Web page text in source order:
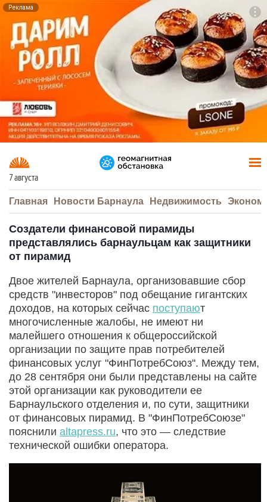
Реклама
7 августа
Главная Новости Барнаула Недвижимость
Создатели финансовой пирамиды
представлялись барнаульцам как защитники
от пирамид
Двое жителей Барнаула, организовавшие сбор
средств "инвесторов" под обещание гигантских
доходов, на которых сейчас поступают
многочисленные жалобы, не имеют ни
малейшего отношения к общероссийской
организации по защите прав потребителей
финансовых услуг "ФинПотребСоюз". Между тем,
до 28 сентября они были представлены на сайте
этой организации как руководители ее
Барнаульского отделения и, по сути, защитники
от финансовых пирамид. В "ФинПотребСоюзе"
пояснили altapress.ru, что это — следствие
технической ошибки оператора.